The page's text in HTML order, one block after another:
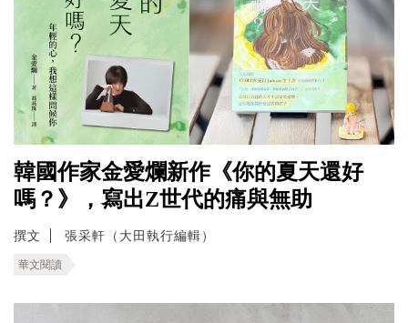
韓國作家金愛爛新作《你的夏天還好
嗎？》，寫出Z世代的痛與無助
撰文 張采軒（大田執行編輯）
華文閱讀